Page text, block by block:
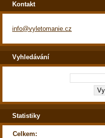
Kontakt
info@vyletomanie.cz
Vyhledávání
Statistiky
Celkem: